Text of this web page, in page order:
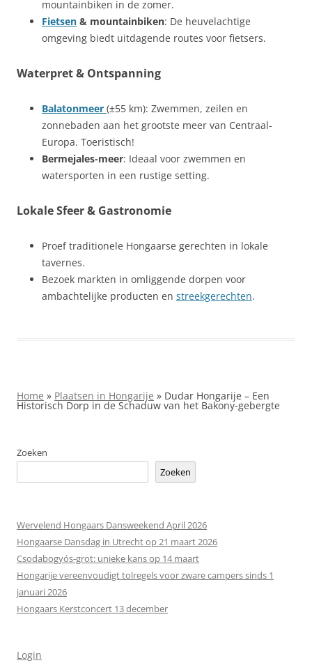
mountainbiken in de zomer.
Fietsen & mountainbiken: De heuvelachtige
omgeving biedt uitdagende routes voor fietsers.
Waterpret & Ontspanning
Balatonmeer (±55 km): Zwemmen, zeilen en
zonnebaden aan het grootste meer van Centraal-
Europa. Toeristisch!
Bermejales-meer: Ideaal voor zwemmen en
watersporten in een rustige setting.
Lokale Sfeer & Gastronomie
Proef traditionele Hongaarse gerechten in lokale
tavernes.
Bezoek markten in omliggende dorpen voor
ambachtelijke producten en streekgerechten.
Home » Plaatsen in Hongarije » Dudar Hongarije – Een
Historisch Dorp in de Schaduw van het Bakony-gebergte
Zoeken
Zoeken
Wervelend Hongaars Dansweekend April 2026
Hongaarse Dansdag in Utrecht op 21 maart 2026
Csodabogyós‑grot: unieke kans op 14 maart
Hongarije vereenvoudigt tolregels voor zware campers sinds 1
januari 2026
Hongaars Kerstconcert 13 december
Login